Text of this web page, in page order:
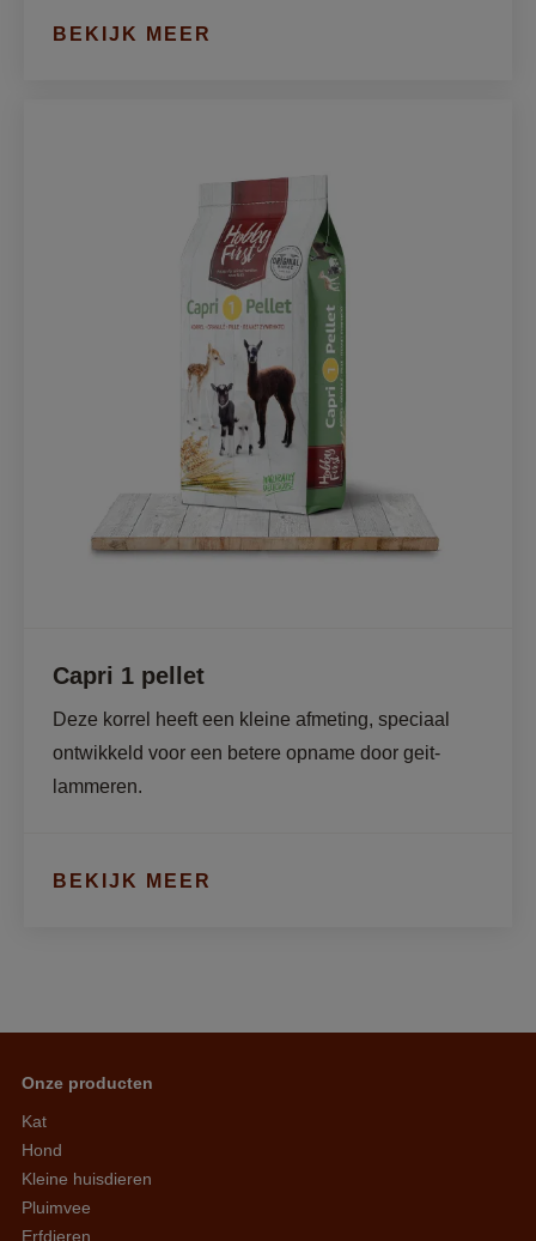
BEKIJK MEER
Capri 1 pellet
Deze korrel heeft een kleine afmeting, speciaal
ontwikkeld voor een betere opname door geit-
lammeren.
BEKIJK MEER
Onze producten
Kat
Hond
Kleine huisdieren
Pluimvee
Erfdieren